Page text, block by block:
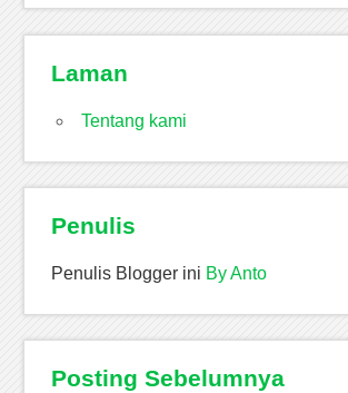
Laman
Tentang kami
Penulis
Penulis Blogger ini By Anto
Posting Sebelumnya